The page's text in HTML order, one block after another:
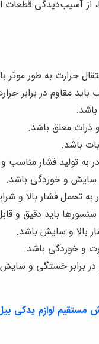
از آسیب‌دیدگی
حرارت به طور موثر
مقاوم در برابر
ذرات معلق باشد.
باشد.
به تولید فشار مناسب
سایش و خوردگی باشد.
به تحمل فشار بالا و
باید دقیق و
بالا و سایش باشد.
و خوردگی باشد.
در برابر خستگی و
مستقیم لوازم یدکی